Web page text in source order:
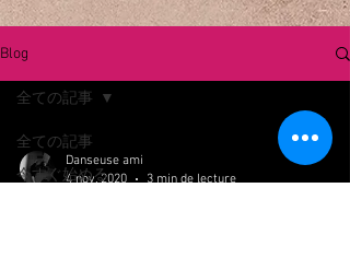
Blog
全ての記事
今すぐ始める
全ての記事
Danseuse ami
4 nov. 2020
3 min de lecture